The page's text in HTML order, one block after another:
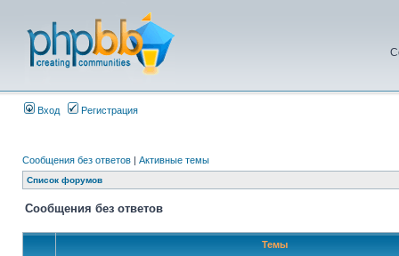
Вход Регистрация
Сообщения без ответов | Активные темы
Список форумов
Сообщения без ответов
Темы